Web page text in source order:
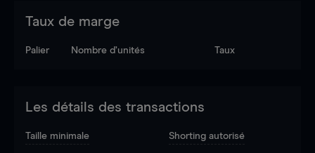
Taux de marge
Palier Nombre d’unités Taux
Les détails des transactions
Taille minimale Shorting autorisé